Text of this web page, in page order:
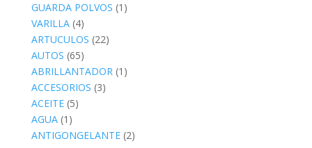
GUARDA POLVOS (1)
VARILLA (4)
ARTUCULOS (22)
AUTOS (65)
ABRILLANTADOR (1)
ACCESORIOS (3)
ACEITE (5)
AGUA (1)
ANTIGONGELANTE (2)